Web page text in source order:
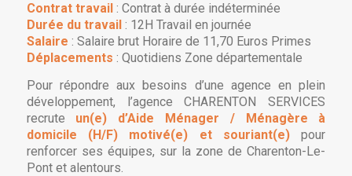
Contrat travail : Contrat à durée indéterminée
Durée du travail : 12H Travail en journée
Salaire : Salaire brut Horaire de 11,70 Euros Primes
Déplacements : Quotidiens Zone départementale
Pour répondre aux besoins d’une agence en plein
développement, l’agence CHARENTON SERVICES
recrute un(e) d’Aide Ménager / Ménagère à
domicile (H/F) motivé(e) et souriant(e) pour
renforcer ses équipes, sur la zone de Charenton-Le-
Pont et alentours.